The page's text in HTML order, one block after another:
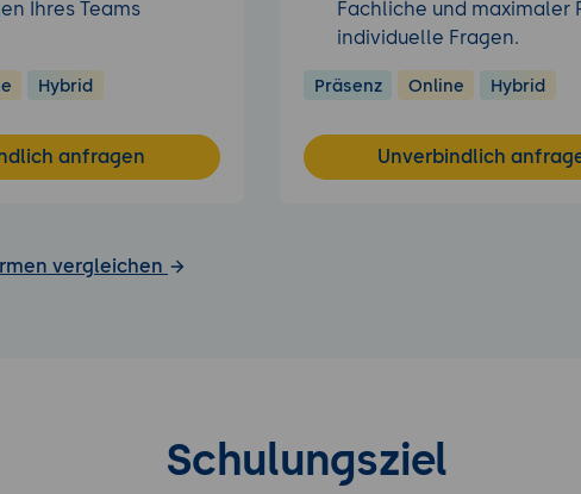
Ihres Teams
Hybrid
anfragen
Fachliche und maximaler
individuelle Fragen.
Präsenz Online Hybrid
Unverbindlich
vergleichen
Schulungsziel